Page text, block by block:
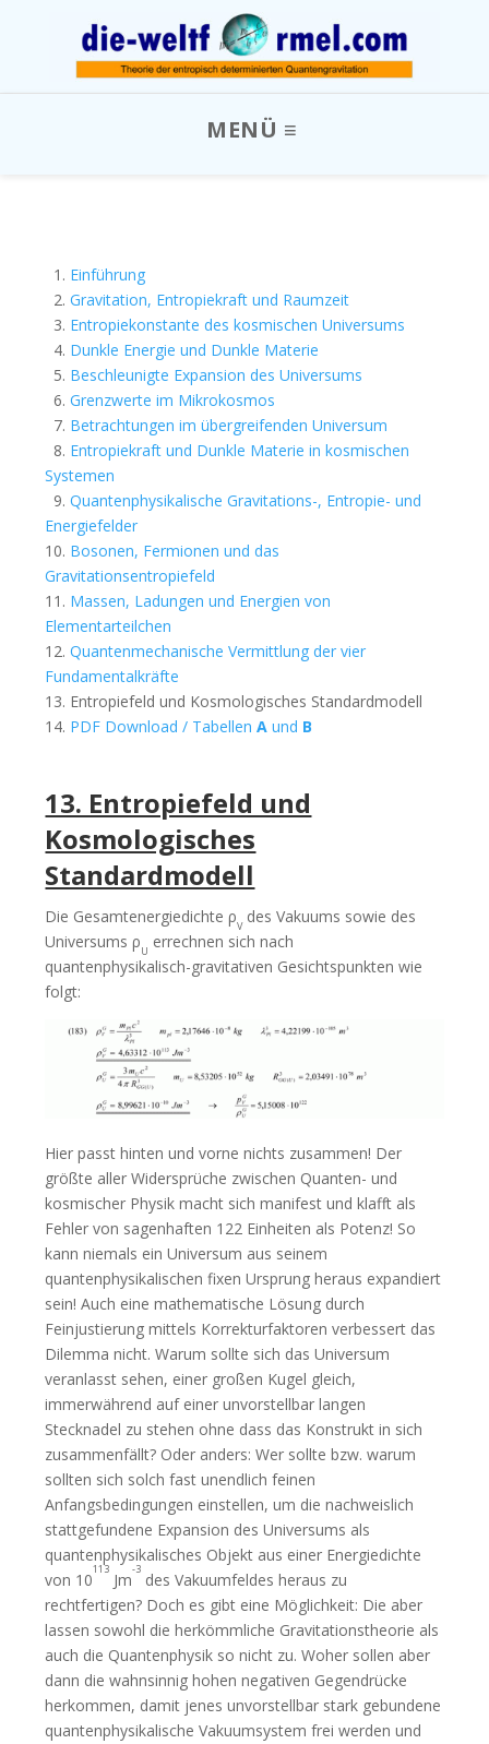
1. Einführung
2.Gravitation, Entropiekraft und Raumzeit
3. Entropiekonstante des kosmischen Universums
4. Dunkle Energie und Dunkle Materie
5. Beschleunigte Expansion des Universums
6.Grenzwerte im Mikrokosmos
7. Betrachtungen im übergreifenden Universum
8. Entropiekraft und Dunkle Materie in kosmischen
Systemen
9.Quantenphysikalische Gravitations-, Entropie- und
Energiefelder
10. Bosonen, Fermionen und das
Gravitationsentropiefeld
11. Massen, Ladungen und Energien von
Elementarteilchen
12.Quantenmechanische Vermittlung der vier
Fundamentalkräfte
13. Entropiefeld und Kosmologisches Standardmodell
14. PDF Download / TabellenA und B
13. Entropiefeld und
Kosmologisches
Standardmodell
Die Gesamtenergiedichte ρV des Vakuums sowie des
Universums ρU errechnen sich nach
quantenphysikalisch-gravitativen Gesichtspunkten wie
folgt:
Hier passt hinten und vorne nichts zusammen! Der
größte aller Widersprüche zwischen Quanten- und
kosmischer Physik macht sich manifest und klafft als
Fehler von sagenhaften 122 Einheiten als Potenz! So
kann niemals ein Universum aus seinem
quantenphysikalischen fixen Ursprung heraus expandiert
sein! Auch eine mathematische Lösung durch
Feinjustierung mittels Korrekturfaktoren verbessert das
Dilemma nicht. Warum sollte sich das Universum
veranlasst sehen, einer großen Kugel gleich,
immerwährend auf einer unvorstellbar langen
Stecknadel zu stehen ohne dass das Konstrukt in sich
zusammenfällt? Oder anders: Wer sollte bzw. warum
sollten sich solch fast unendlich feinen
Anfangsbedingungen einstellen, um die nachweislich
stattgefundene Expansion des Universums als
quantenphysikalisches Objekt aus einer Energiedichte
von 10
113
Jm
-3
des Vakuumfeldes heraus zu
rechtfertigen? Doch es gibt eine Möglichkeit: Die aber
lassen sowohl die herkömmliche Gravitationstheorie als
auch die Quantenphysik so nicht zu. Woher sollen aber
dann die wahnsinnig hohen negativen Gegendrücke
herkommen, damit jenes unvorstellbar stark gebundene
quantenphysikalische Vakuumsystem frei werden und